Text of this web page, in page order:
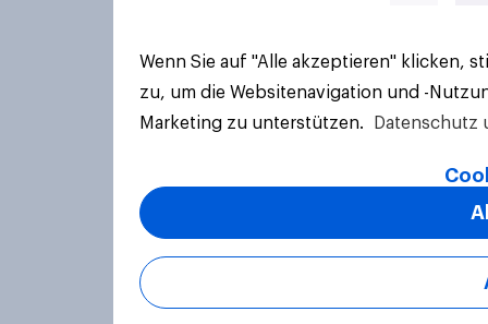
Wenn Sie auf "Alle akzeptieren" klicken,
zu, um die Websitenavigation und -
Marketing zu unterstützen.
Datenschutz